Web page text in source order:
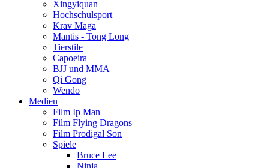
Xingyiquan
Hochschulsport
Krav Maga
Mantis - Tong Long
Tierstile
Capoeira
BJJ und MMA
Qi Gong
Wendo
Medien
Film Ip Man
Film Flying Dragons
Film Prodigal Son
Spiele
Bruce Lee
Ninja